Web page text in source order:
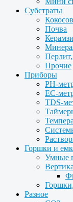
Субстраты
Почва
Прочие
Приборы
PH-
EC-
TDS-
Горшки и
Умные
Разное